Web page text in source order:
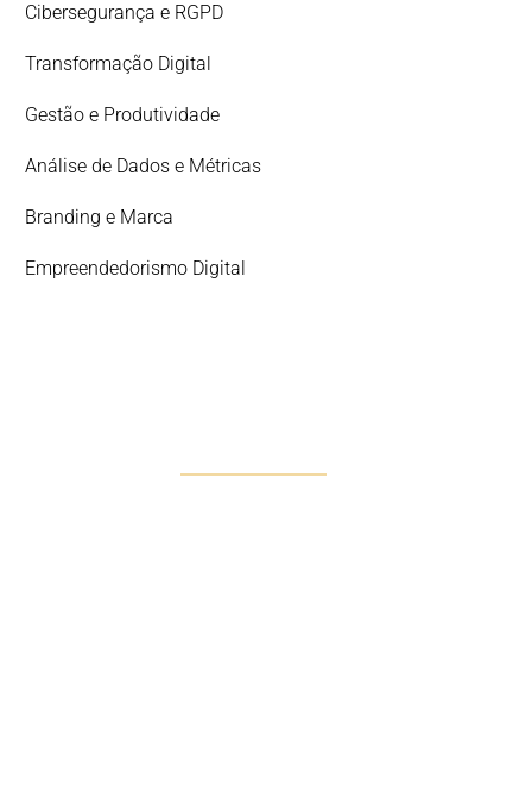
Cibersegurança e RGPD
Transformação Digital
Gestão e Produtividade
Análise de Dados e Métricas
Branding e Marca
Empreendedorismo Digital